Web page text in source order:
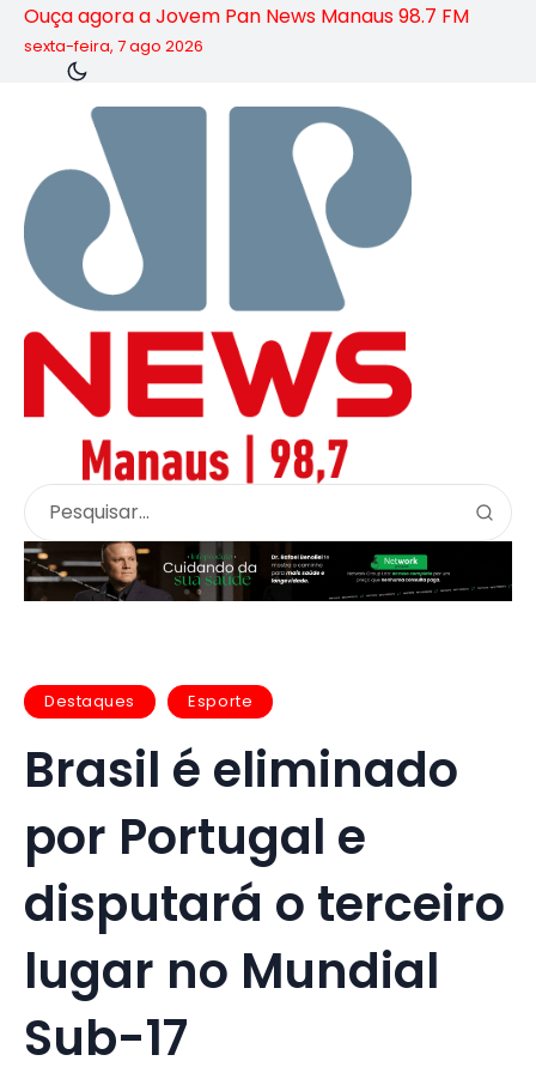
Ouça agora a Jovem Pan News Manaus 98.7 FM
sexta-feira, 7 ago 2026
Destaques Esporte
Brasil é eliminado
por Portugal e
disputará o terceiro
lugar no Mundial
Sub-17